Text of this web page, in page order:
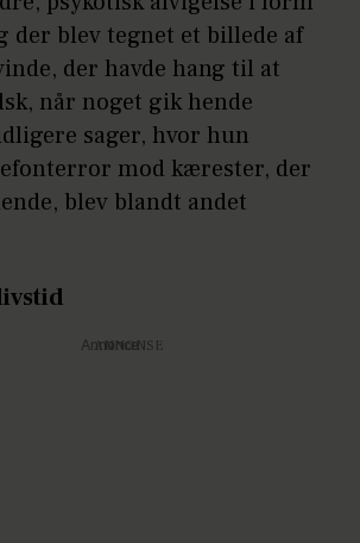
der blev tegnet et billede af
der havde hang til at
når noget gik hende
sager, hvor hun
mod kærester, der
blev blandt andet
Annonce